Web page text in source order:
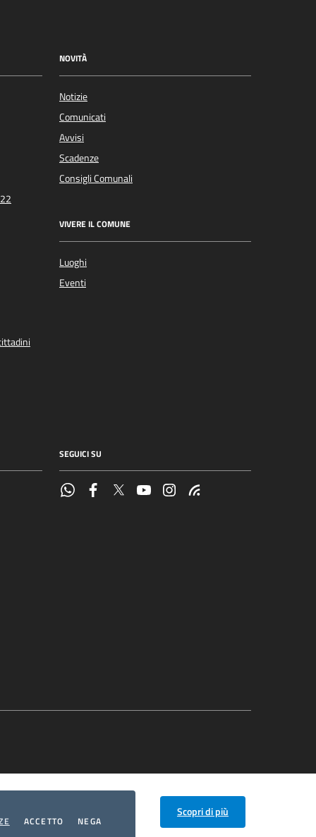
COOKIES
ACCETTO I COOKIES
NEGAI COOKIES
NOVITÀ
Notizie
Comunicati
Avvisi
Scadenze
Consigli Comunali
VIVERE IL COMUNE
Luoghi
Eventi
SEGUICI SU
Scopri di più